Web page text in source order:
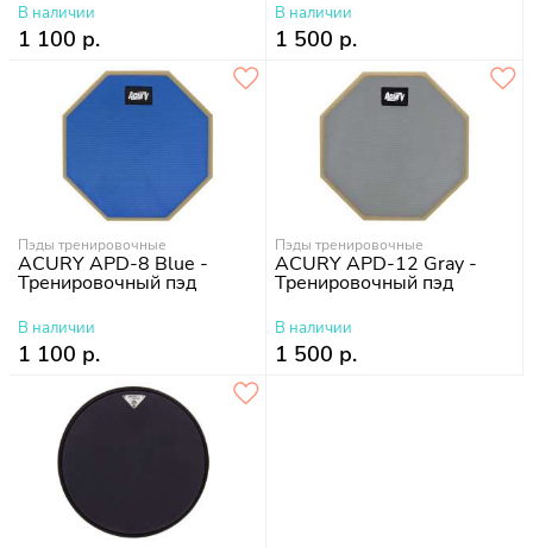
В наличии
1 100 р.
В наличии
1 500 р.
Пэды тренировочные
ACURY APD-8 Blue -
Тренировочный пэд
В наличии
1 100 р.
Пэды тренировочные
ACURY APD-12 Gray -
Тренировочный пэд
В наличии
1 500 р.